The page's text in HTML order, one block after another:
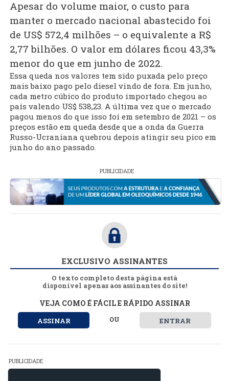
Apesar do volume maior, o custo para
manter o mercado nacional abastecido foi
de US$ 572,4 milhões – o equivalente a R$
2,77 bilhões. O valor em dólares ficou 43,3%
menor do que em junho de 2022.
Essa queda nos valores tem sido puxada pelo preço
mais baixo pago pelo diesel vindo de fora. Em junho,
cada metro cúbico do produto importado chegou ao
país valendo US$ 538,23. A última vez que o mercado
pagou menos do que isso foi em setembro de 2021 – os
preços estão em queda desde que a onda da Guerra
Russo-Ucraniana quebrou depois atingir seu pico em
junho do ano passado.
PUBLICIDADE
EXCLUSIVO ASSINANTES
O texto completo desta página está
disponível apenas aos assinantes do site!
VEJA COMO É FÁCIL E RÁPIDO ASSINAR
ASSINAR OU ENTRAR
PUBLICIDADE